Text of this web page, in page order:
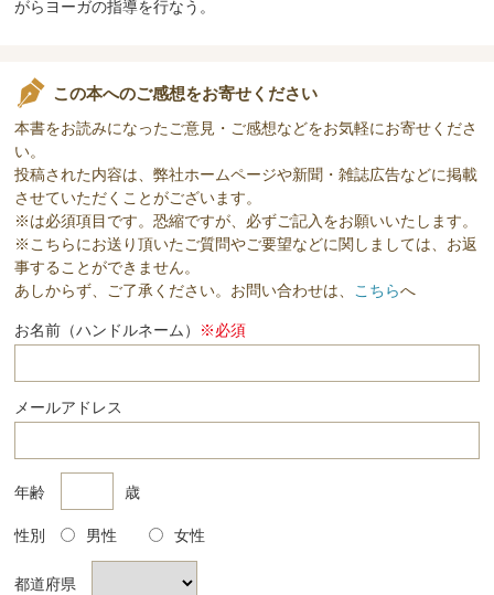
がらヨーガの指導を行なう。
この本へのご感想をお寄せください
本書をお読みになったご意見・ご感想などをお気軽にお寄せくださ
い。
投稿された内容は、弊社ホームページや新聞・雑誌広告などに掲載
させていただくことがございます。
※は必須項目です。恐縮ですが、必ずご記入をお願いいたします。
※こちらにお送り頂いたご質問やご要望などに関しましては、お返
事することができません。
あしからず、ご了承ください。お問い合わせは、 こちらへ
お名前（ハンドルネーム） ※必須
メールアドレス
年齢 歳
性別 男性 女性
都道府県